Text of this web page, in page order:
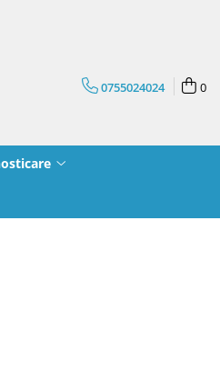
0755024024 0